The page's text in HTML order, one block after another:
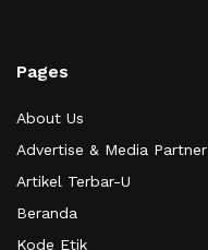
Pages
About Us
Advertise & Media Partner
Artikel Terbar-U
Beranda
Kode Etik